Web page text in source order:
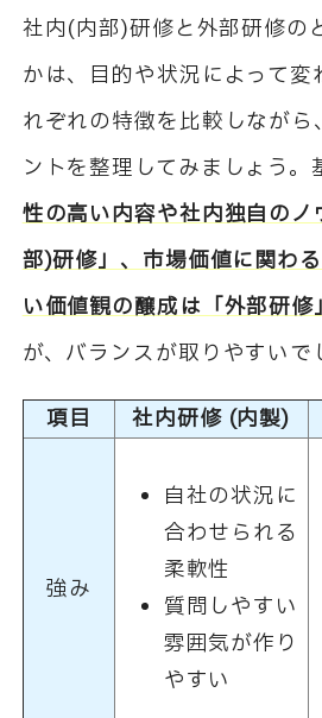
社内(内部)研修と外部研修の
かは、目的や状況によって変
れぞれの特徴を比較しながら
ントを整理してみましょう。
性の高い内容や社内独自の
部)研修」、市場価値に関わ
い価値観の醸成は「外部研
が、バランスが取りやすいで
項目 社内研修 (内製)
強み
自社の状況に
合わせられる
柔軟性
質問しやすい
雰囲気が作り
やすい